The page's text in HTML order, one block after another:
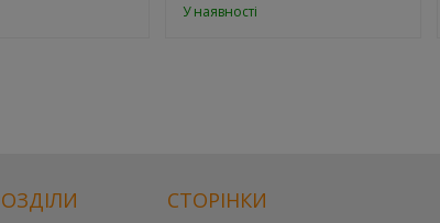
У наявності
СТОРІНКИ